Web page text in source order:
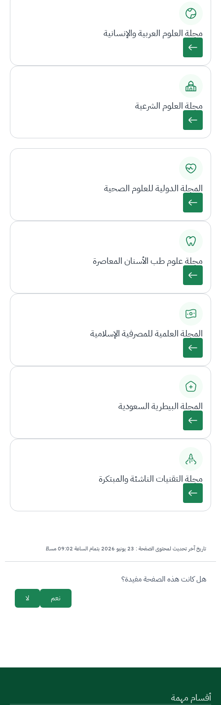
مجلة العلوم العربية والإنسانية
مجلة العلوم الشرعية
المجلة الدولية للعلوم الصحية
مجلة علوم طب الأسنان المعاصرة
المجلة العلمية للمصرفية الإسلامية
المجلة البيطرية السعودية
مجلة التقنيات الناشئة والمبتكرة
تاريخ آخر تحديث لمحتوى الصفحة : 23 يونيو 2026 بتمام الساعة 09:02 مساءً
survey_v2
هل كانت هذه الصفحة مفيدة؟
لا نعم
أقسام مهمة